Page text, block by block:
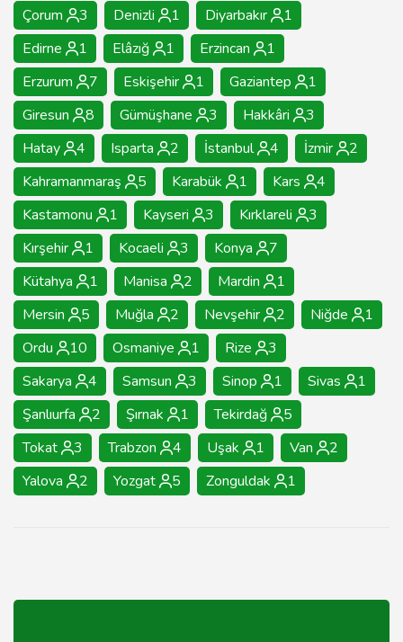
Çorum
3 Denizli 1 Diyarbakır
1
Edirne
1 Elâzığ 1 Erzincan
1
Erzurum
7 Eskişehir 1 Gaziantep
1
Giresun
8 Gümüşhane 3 Hakkâri
3
Hatay
4 Isparta 2 İstanbul 4 İzmir
2
Kahramanmaraş
5 Karabük 1 Kars
4
Kastamonu
1 Kayseri 3 Kırklareli
3
Kırşehir
1 Kocaeli 3 Konya
7
Kütahya
1 Manisa 2 Mardin
1
Mersin
5 Muğla 2 Nevşehir 2 Niğde
1
Ordu
10 Osmaniye 1 Rize
3
Sakarya
4 Samsun 3 Sinop 1 Sivas
1
Şanlıurfa
2 Şırnak 1 Tekirdağ
5
Tokat
3 Trabzon 4 Uşak 1 Van
2
Yalova
2 Yozgat 5 Zonguldak 1